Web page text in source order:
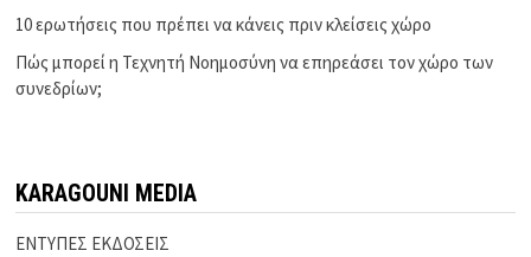
10 ερωτήσεις που πρέπει να κάνεις πριν κλείσεις χώρο
Πώς μπορεί η Τεχνητή Νοημοσύνη να επηρεάσει τον χώρο των
συνεδρίων;
KARAGOUNI MEDIA
ΕΝΤΥΠΕΣ ΕΚΔΟΣΕΙΣ